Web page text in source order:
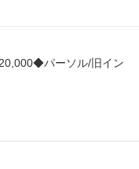
パーソル/旧イン